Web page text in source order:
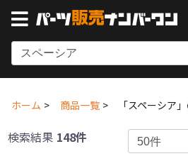
ホーム 商品一覧 「スペーシア
検索結果 148件